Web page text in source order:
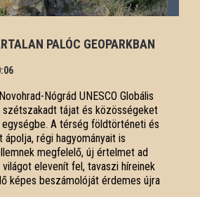
PALÓC GEOPARKBAN
Nógrád UNESCO Globális
szétszakadt tájat és közösségeket
egységbe. A térség földtörténeti és
ápolja, régi hagyományait is
megfelelő, új értelmet ad
elevenít fel, tavaszi híreinek
képes beszámolóját érdemes újra